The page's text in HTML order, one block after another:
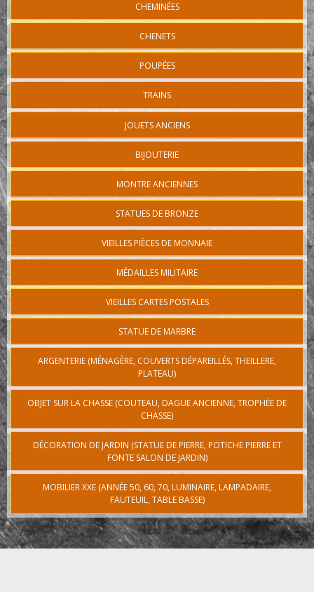
CHEMINÉES
CHENETS
POUPÉES
TRAINS
JOUETS ANCIENS
BIJOUTERIE
MONTRE ANCIENNES
STATUES DE BRONZE
VIEILLES PIÈCES DE MONNAIE
MÉDAILLES MILITAIRE
VIEILLES CARTES POSTALES
STATUE DE MARBRE
ARGENTERIE (MÉNAGÈRE, COUVERTS DÉPAREILLÉS, THEILLERE,
PLATEAU)
OBJET SUR LA CHASSE (COUTEAU, DAGUE ANCIENNE, TROPHÉE DE
CHASSE)
DÉCORATION DE JARDIN (STATUE DE PIERRE, POTICHE PIERRE ET
FONTE SALON DE JARDIN)
MOBILIER XXE (ANNÉE 50, 60, 70, LUMINAIRE, LAMPADAIRE,
FAUTEUIL, TABLE BASSE)